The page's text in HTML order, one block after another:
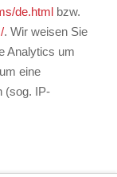
de.htmlbzw.
. Wir weisen Sie
Analytics um
eine
(sog. IP-